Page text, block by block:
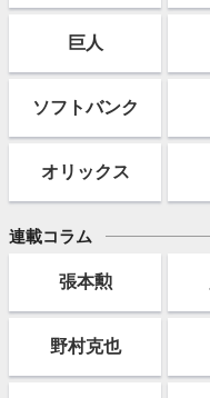
巨人
ソフトバンク
オリックス
連載コラム
張本勲
野村克也